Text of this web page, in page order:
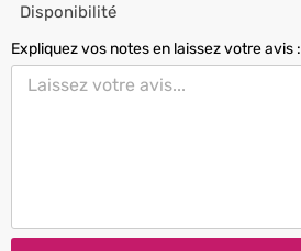
Disponibilité
Expliquez vos notes en laissez votre avis :